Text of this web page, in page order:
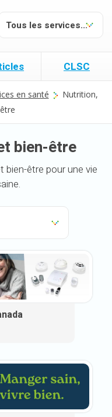
CLSC
en santé
Nutrition,
bien-être
bien-être pour une vie